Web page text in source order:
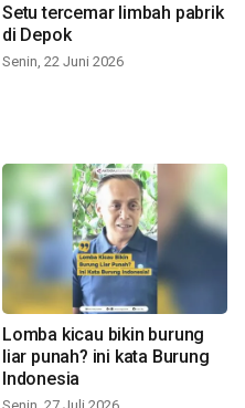
Setu tercemar limbah pabrik
di Depok
Senin, 22 Juni 2026
Lomba kicau bikin burung
liar punah? ini kata Burung
Indonesia